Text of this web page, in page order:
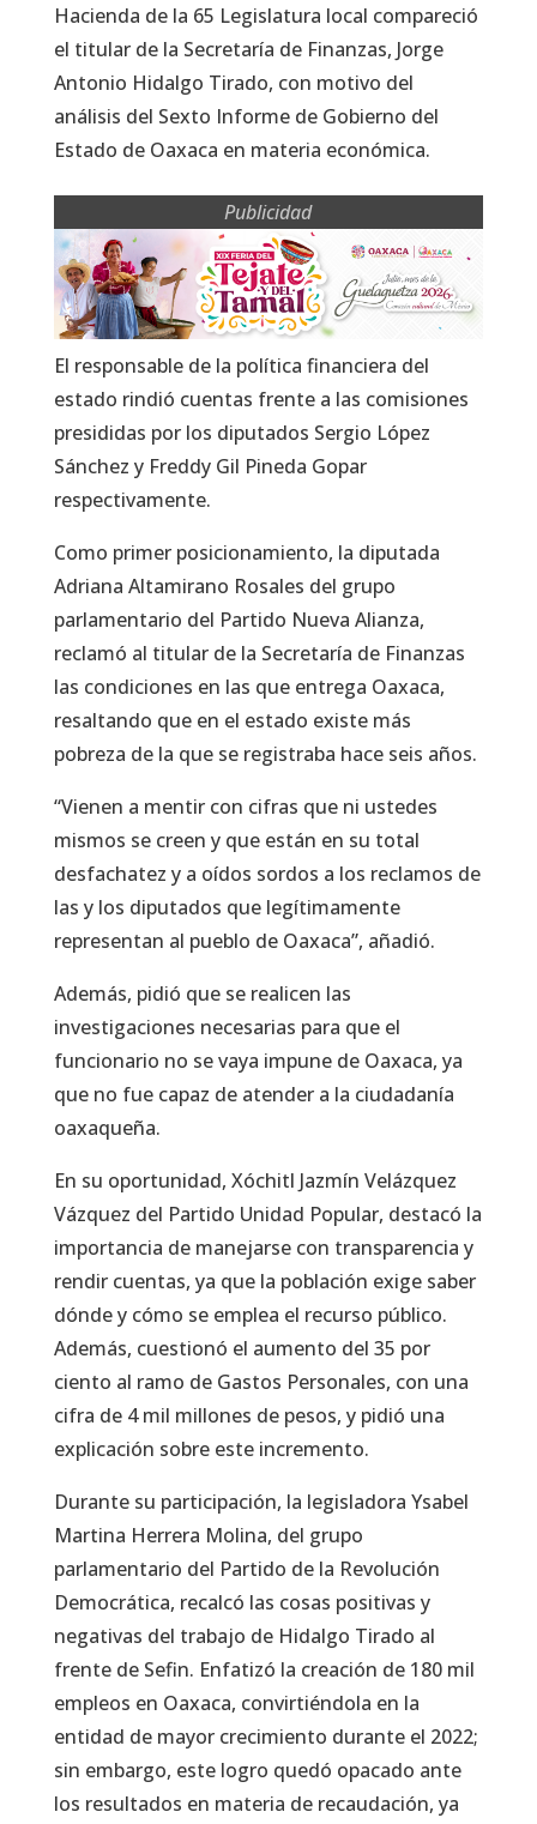
Hacienda de la 65 Legislatura local compareció
el titular de la Secretaría de Finanzas, Jorge
Antonio Hidalgo Tirado, con motivo del
análisis del Sexto Informe de Gobierno del
Estado de Oaxaca en materia económica.
Publicidad
El responsable de la política financiera del
estado rindió cuentas frente a las comisiones
presididas por los diputados Sergio López
Sánchez y Freddy Gil Pineda Gopar
respectivamente.
Como primer posicionamiento, la diputada
Adriana Altamirano Rosales del grupo
parlamentario del Partido Nueva Alianza,
reclamó al titular de la Secretaría de Finanzas
las condiciones en las que entrega Oaxaca,
resaltando que en el estado existe más
pobreza de la que se registraba hace seis años.
“Vienen a mentir con cifras que ni ustedes
mismos se creen y que están en su total
desfachatez y a oídos sordos a los reclamos de
las y los diputados que legítimamente
representan al pueblo de Oaxaca”, añadió.
Además, pidió que se realicen las
investigaciones necesarias para que el
funcionario no se vaya impune de Oaxaca, ya
que no fue capaz de atender a la ciudadanía
oaxaqueña.
En su oportunidad, Xóchitl Jazmín Velázquez
Vázquez del Partido Unidad Popular, destacó la
importancia de manejarse con transparencia y
rendir cuentas, ya que la población exige saber
dónde y cómo se emplea el recurso público.
Además, cuestionó el aumento del 35 por
ciento al ramo de Gastos Personales, con una
cifra de 4 mil millones de pesos, y pidió una
explicación sobre este incremento.
Durante su participación, la legisladora Ysabel
Martina Herrera Molina, del grupo
parlamentario del Partido de la Revolución
Democrática, recalcó las cosas positivas y
negativas del trabajo de Hidalgo Tirado al
frente de Sefin. Enfatizó la creación de 180 mil
empleos en Oaxaca, convirtiéndola en la
entidad de mayor crecimiento durante el 2022;
sin embargo, este logro quedó opacado ante
los resultados en materia de recaudación, ya